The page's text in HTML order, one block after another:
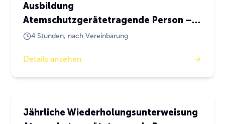
Ausbildung
Atemschutzgerätetragende Person –
für filtrierenden Atemschutz –
4 Stunden, nach Vereinbarung
Details ansehen
Jährliche Wiederholungsunterweisung